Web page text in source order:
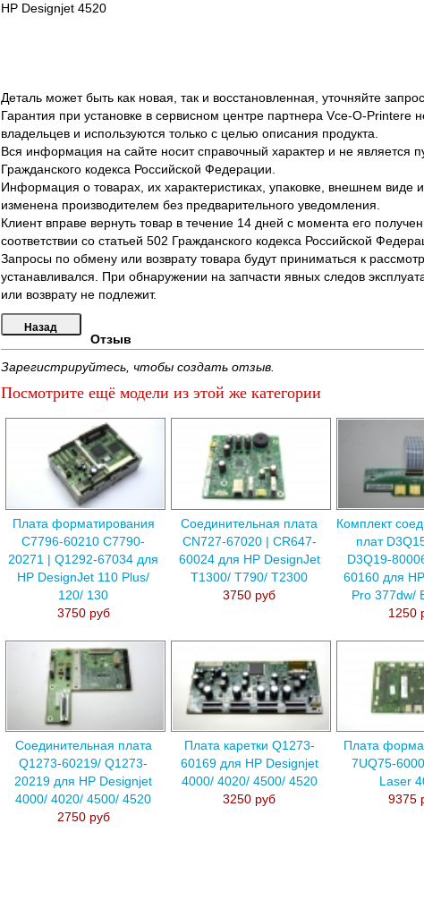
HP Designjet 4520
Деталь может быть как новая, так и восстановленная, уточняйте
Гарантия при установке в сервисном центре партнера Vce-O-
владельцев и используются только с целью описания продукта.
Вся информация на сайте носит справочный характер и не
Гражданского кодекса Российской Федерации.
Информация о товарах, их характеристиках, упаковке, внешнем виде
изменена производителем без предварительного уведомления.
Клиент вправе вернуть товар в течение 14 дней с момента его
соответствии со статьей 502 Гражданского кодекса Российской
Запросы по обмену или возврату товара будут приниматься к
устанавливался. При обнаружении на запчасти явных следов
или возврату не подлежит.
Отзыв
Зарегистрируйтесь, чтобы создать отзыв.
Посмотрите ещё модели из этой же категории
Плата форматирования
C7796-60210 C7790-
20271 | Q1292-67034 для
HP DesignJet 110 Plus/
120/ 130
3750 руб
Соединительная плата
CN727-67020 | CR647-
60024 для HP DesignJet
T1300/ T790/ T2300
3750 руб
Комплект
плат
D3Q19-
60160 для
Pro 377dw/
1250
Соединительная плата
Q1273-60219/ Q1273-
20219 для HP Designjet
4000/ 4020/ 4500/ 4520
2750 руб
Плата каретки Q1273-
60169 для HP Designjet
4000/ 4020/ 4500/ 4520
3250 руб
Плата
7UQ75-
Laser
9375